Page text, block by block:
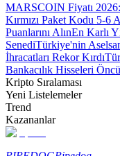
Popüler token'lar
MARSCOIN Fiyatı
Kırmızı Paket Kodu 5-6
Puanlarını AlınEn Karlı
SenediTürkiye'nin
İhracatları Rekor Kırdı
Bankacılık Hisseleri
Kripto Sıralaması
Yeni Listelemeler
Trend
Kazananlar